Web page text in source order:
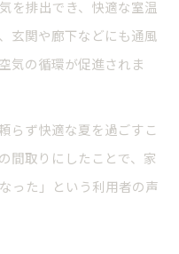
を排出でき、快適な室温
玄関や廊下などにも通風
気の循環が促進されま
らず快適な夏を過ごすこ
間取りにしたことで、家
った」という利用者の声